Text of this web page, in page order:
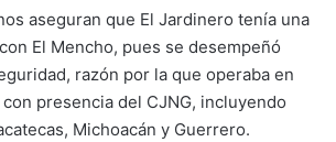
aseguran que El Jardinero tenía una
El Mencho, pues se desempeñó
razón por la que operaba en
presencia del CJNG, incluyendo
Michoacán y Guerrero.